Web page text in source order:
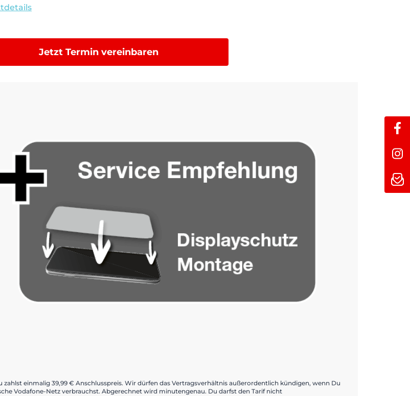
Jetzt Termin vereinbaren
zahlst einmalig 39,99 € Anschlusspreis. Wir dürfen das Vertragsverhältnis außerordentlich kündigen, wenn Du
Vodafone-Netz verbrauchst. Abgerechnet wird minutengenau. Du darfst den Tarif nicht